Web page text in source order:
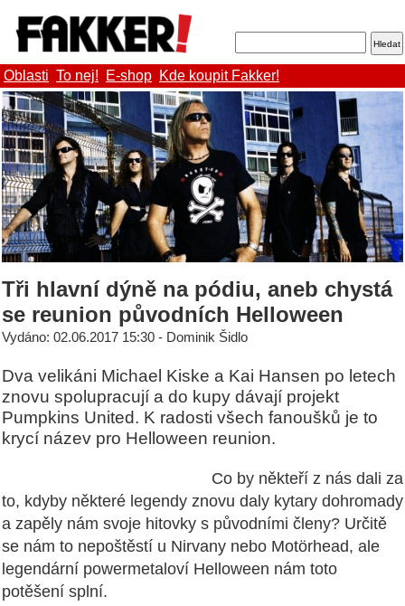
Oblasti To nej! E-shop Kde koupit Fakker!
Tři hlavní dýně na pódiu, aneb chystá
se reunion původních Helloween
Vydáno: 02.06.2017 15:30 - Dominik Šidlo
Dva velikáni Michael Kiske a Kai Hansen po letech
znovu spolupracují a do kupy dávají projekt
Pumpkins United. K radosti všech fanoušků je to
krycí název pro Helloween reunion.
Co by někteří z nás dali za
to, kdyby některé legendy znovu daly kytary dohromady
a zapěly nám svoje hitovky s původními členy? Určitě
se nám to nepoštěstí u Nirvany nebo Motörhead, ale
legendární powermetaloví Helloween nám toto
potěšení splní.